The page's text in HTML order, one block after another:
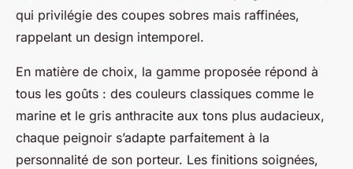
qui privilégie des coupes sobres mais raffinées,
rappelant un design intemporel.
En matière de choix, la gamme proposée répond à
tous les goûts : des couleurs classiques comme le
marine et le gris anthracite aux tons plus audacieux,
chaque peignoir s’adapte parfaitement à la
personnalité de son porteur. Les finitions soignées,